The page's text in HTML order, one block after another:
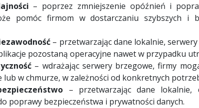
– poprzez zmniejszenie opóźnień i
pomóc firmom w dostarczaniu szybszych i
– przetwarzając dane lokalnie,
pozostaną operacyjne nawet w przypadku
– wdrażając serwery brzegowe, firmy
lub w chmurze, w zależności od konkretnych
– przetwarzając dane lokalnie,
poprawy bezpieczeństwa i prywatności danych.